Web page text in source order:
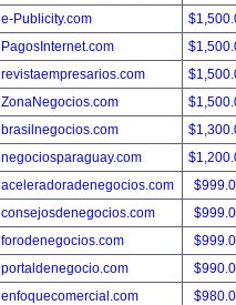
e-Publicity.com
PagosInternet.com
revistaempresarios.com
ZonaNegocios.com
brasilnegocios.com
negociosparaguay.com
aceleradoradenegocios.com
consejosdenegocios.com
forodenegocios.com
portaldenegocio.com
enfoquecomercial.com